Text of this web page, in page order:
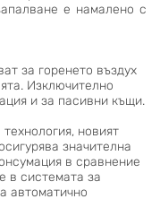
е намалено с
за горенето въздух
Изключително
и за пасивни къщи.
новият
значителна
в сравнение
в системата за
автоматично